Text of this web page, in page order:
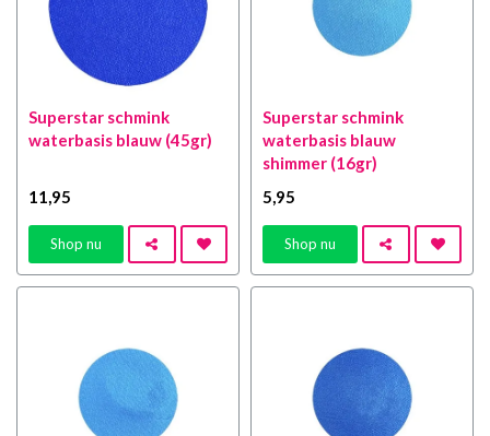
Superstar schmink
waterbasis blauw (45gr)
11,95
Shop nu
Superstar schmink
waterbasis blauw
shimmer (16gr)
5,95
Shop nu